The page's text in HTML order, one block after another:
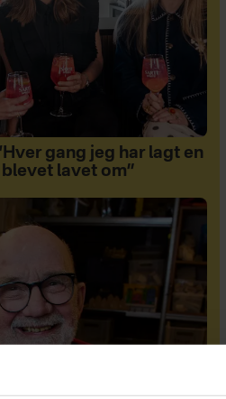
gang jeg har lagt en
lavet om”